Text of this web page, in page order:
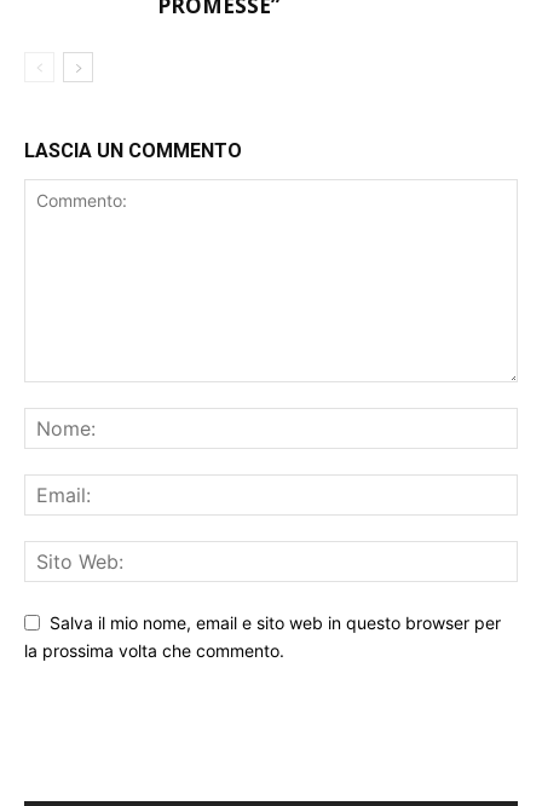
Salva il mio nome, email e sito web in questo browser per